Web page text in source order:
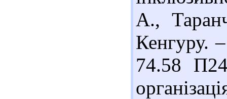
А.,
Кенгуру.
74.58